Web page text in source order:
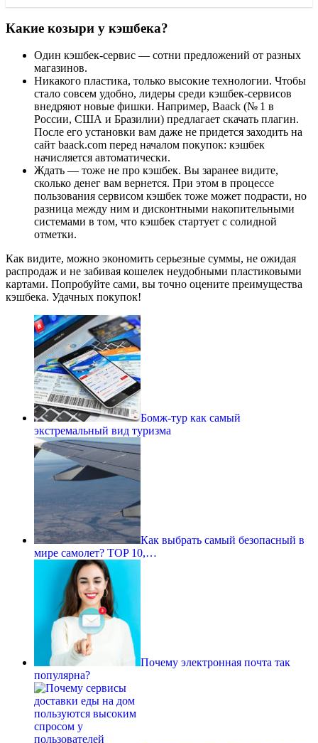
Какие козыри у кэшбека?
Один кэшбек-сервис — сотни предложений от разных
магазинов.
Никакого пластика, только высокие технологии. Чтобы
стало совсем удобно, лидеры среди кэшбек-сервисов
внедряют новые фишки. Например, Baack (№ 1 в
России, США и Бразилии) предлагает скачать плагин.
После его установки вам даже не придется заходить на
сайт baack.com перед началом покупок: кэшбек
начисляется автоматически.
Ждать — тоже не про кэшбек. Вы заранее видите,
сколько денег вам вернется. При этом в процессе
пользования сервисом кэшбек тоже может подрасти, но
разница между ним и дисконтными накопительными
системами в том, что кэшбек стартует с солидной
отметки.
Как видите, можно экономить серьезные суммы, не ожидая
распродаж и не забивая кошелек неудобными пластиковыми
картами. Попробуйте сами, вы точно оцените преимущества
кэшбека. Удачных покупок!
Бомж-тур как самый
экстремальный вид туризма
Как выбрать самый безопасный в
мире самолет? TOP 10,…
Почему электронная почта так
популярна?